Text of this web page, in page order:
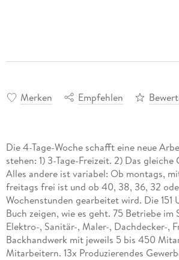
Merken Empfehlen
Die 4-Tage-Woche schafft eine neue
stehen: 1) 3-Tage-Freizeit. 2) Das
Alles andere ist variabel: Ob montags,
freitags frei ist und ob 40, 38, 36, 32
Wochenstunden gearbeitet wird. Die 151
Buch zeigen, wie es geht. 75 Betriebe im
Elektro-, Sanitär-, Maler-, Dachdecker-,
Backhandwerk mit jeweils 5 bis 450
Mitarbeitern. 13x Produzierendes